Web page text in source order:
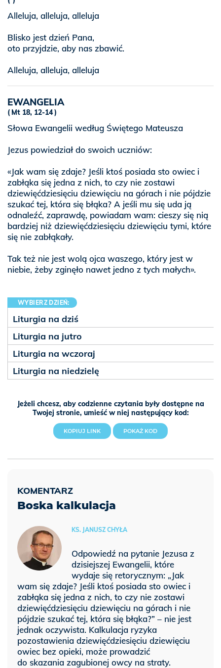
Alleluja, alleluja, alleluja
Blisko jest dzień Pana,
oto przyjdzie, aby nas zbawić.
Alleluja, alleluja, alleluja
EWANGELIA
Mt 18, 12-14
Słowa Ewangelii według Świętego Mateusza
Jezus powiedział do swoich uczniów:
«Jak wam się zdaje? Jeśli ktoś posiada sto owiec i
zabłąka się jedna z nich, to czy nie zostawi
dziewięćdziesięciu dziewięciu na górach i nie pójdzie
szukać tej, która się błąka? A jeśli mu się uda ją
odnaleźć, zaprawdę, powiadam wam: cieszy się nią
bardziej niż dziewięćdziesięciu dziewięciu tymi, które
się nie zabłąkały.
Tak też nie jest wolą ojca waszego, który jest w
niebie, żeby zginęło nawet jedno z tych małych».
Jeżeli chcesz, aby codzienne czytania były dostępne na
Twojej stronie, umieść w niej następujący kod:
KOPIUJ LINK POKAŻ KOD
WYBIERZ DZIEŃ:
Liturgia na dziś
Liturgia na jutro
Liturgia na wczoraj
Liturgia na niedzielę
Boska kalkulacja
KS. JANUSZ CHYŁA
Odpowiedź na pytanie Jezusa z
dzisiejszej Ewangelii, które
wydaje się retorycznym: „Jak
wam się zdaje? Jeśli ktoś posiada sto owiec i
zabłąka się jedna z nich, to czy nie zostawi
dziewięćdziesięciu dziewięciu na górach i nie
pójdzie szukać tej, która się błąka?” – nie jest
jednak oczywista. Kalkulacja ryzyka
pozostawienia dziewięćdziesięciu dziewięciu
owiec bez opieki, może prowadzić
do skazania zagubionej owcy na straty.